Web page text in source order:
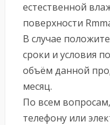
естественной
поверхности
В случае
сроки и условия
объём данной
месяц.
По всем
телефону или